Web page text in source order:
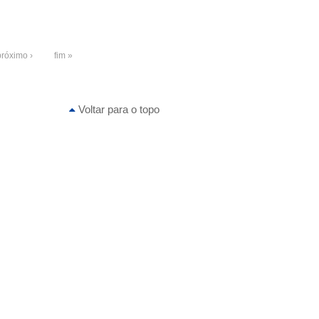
› fim »
Voltar para o topo